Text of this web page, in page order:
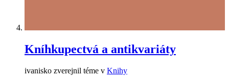
Kníhkupectvá a antikvariáty
ivanisko zverejnil téme v Knihy